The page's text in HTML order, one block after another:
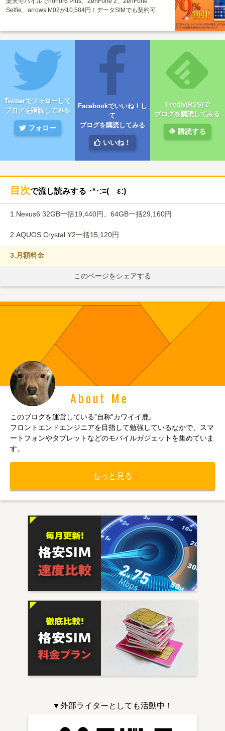
Selfie、arrows M02が10,584円！データSIMでも契約可
Twitterでフォローして
ブログを購読してみる
フォロー
Facebookでいいね！し
て
ブログを購読してみる
いいね！
Feedly(RSS)で
ブログを購読してみる
購読する
About Me
このブログを運営している”自称”カワイイ鹿。
フロントエンドエンジニアを目指して勉強しているなかで、スマ
ートフォンやタブレットなどのモバイルガジェットを集めていま
す。
もっと見る
▼外部ライターとしても活動中！
目次で流し読みする ･*･:≡( ε:)
1.Nexus6 32GB一括19,440円、64GB一括29,160円
2.AQUOS Crystal Y2一括15,120円
3.月額料金
このページをシェアする